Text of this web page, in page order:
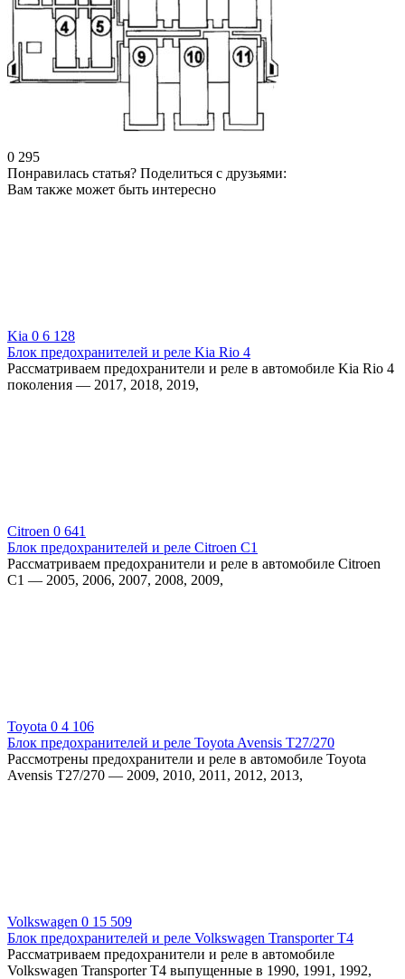
0 295
Понравилась статья? Поделиться с друзьями:
Вам также может быть интересно
Kia 0 6 128
Блок предохранителей и реле Kia Rio 4
Рассматриваем предохранители и реле в автомобиле Kia Rio 4
поколения — 2017, 2018, 2019,
Citroen 0 641
Блок предохранителей и реле Citroen C1
Рассматриваем предохранители и реле в автомобиле Citroen
C1 — 2005, 2006, 2007, 2008, 2009,
Toyota 0 4 106
Блок предохранителей и реле Toyota Avensis T27/270
Рассмотрены предохранители и реле в автомобиле Toyota
Avensis T27/270 — 2009, 2010, 2011, 2012, 2013,
Volkswagen 0 15 509
Блок предохранителей и реле Volkswagen Transporter T4
Рассматриваем предохранители и реле в автомобиле
Volkswagen Transporter T4 выпущенные в 1990, 1991, 1992,